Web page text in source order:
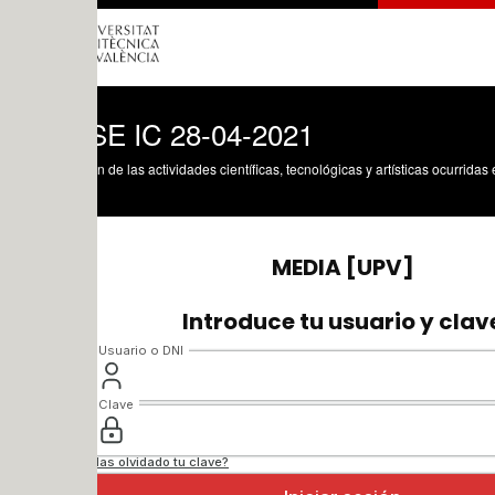
IC 28-04-2021
de las actividades científicas, tecnológicas y artísticas ocurridas en los tres